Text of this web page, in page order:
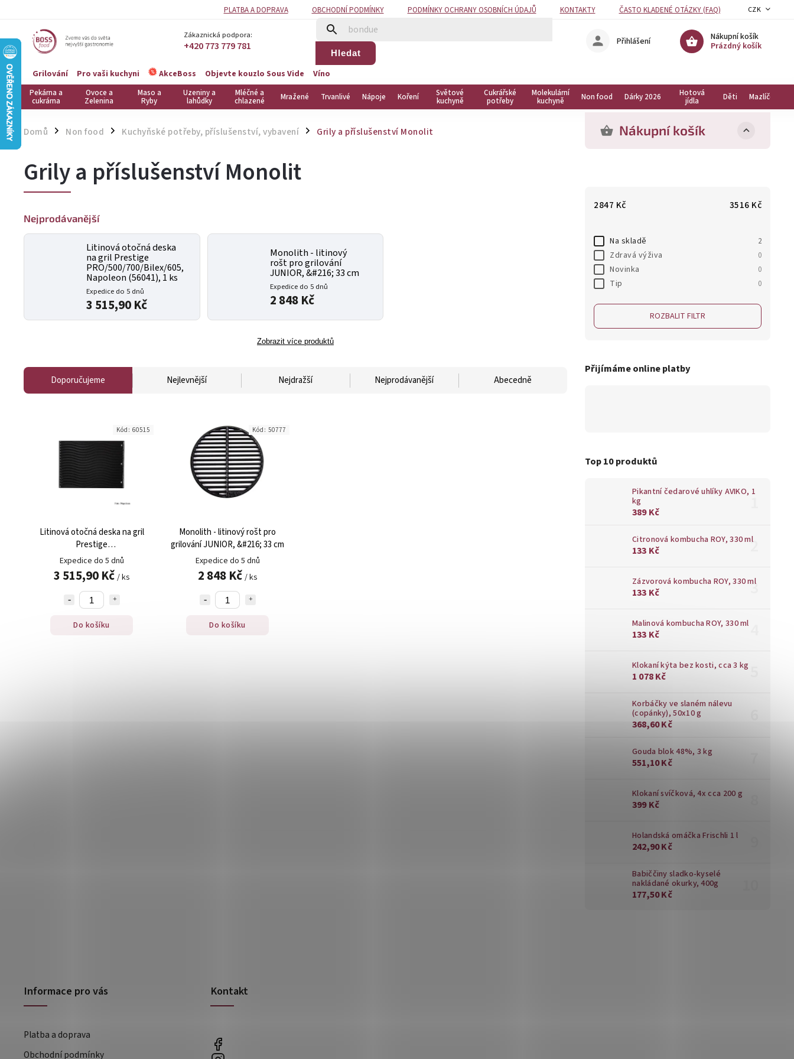
PLATBA A DOPRAVA OBCHODNÍ PODMÍNKY PODMÍNKY OCHRANY OSOBNÍCH ÚDAJŮ KONTAKTY ČASTO KLADENÉ OTÁZKY (FAQ) CZK
Zákaznická podpora:
+420 773 779 781 Hledat
Nákupní košík
Prázdný košík
Přihlášení
Grilování Pro vaši kuchyni AkceBoss Objevte kouzlo Sous Vide Víno
Pekárna a
cukrárna
Ovoce a
Zelenina
Maso a
Ryby
Uzeniny a
lahůdky
Mléčné a
chlazené Mražené Trvanlivé Nápoje Koření Světové
kuchyně
Cukrářské
potřeby
Molekulární
kuchyně Non food Dárky 2026 Hotová
jídla Děti Mazlíčci
Domů / Non food / Kuchyňské potřeby, příslušenství, vybavení / Grily a příslušenství Monolit Nákupní košík
2847 Kč 3516 Kč
Na skladě 2
Zdravá výživa 0
Novinka 0
Tip 0
ROZBALIT FILTR
Přijímáme online platby
Top 10 produktů
Pikantní čedarové uhlíky AVIKO, 1
kg
389 Kč
Citronová kombucha ROY, 330 ml
133 Kč
Zázvorová kombucha ROY, 330 ml
133 Kč
Malinová kombucha ROY, 330 ml
133 Kč
Klokaní kýta bez kosti, cca 3 kg
1 078 Kč
Korbáčky ve slaném nálevu
(copánky), 50x10 g
368,60 Kč
Gouda blok 48%, 3 kg
551,10 Kč
Klokaní svíčková, 4x cca 200 g
399 Kč
Holandská omáčka Frischli 1 l
242,90 Kč
Babiččiny sladko-kyselé
nakládané okurky, 400g
177,50 Kč
Grily a příslušenství Monolit
Nejprodávanější
Litinová otočná deska
na gril Prestige
PRO/500/700/Bilex/605,
Napoleon (56041), 1 ks
Expedice do 5 dnů
3 515,90 Kč
Monolith - litinový
rošt pro grilování
JUNIOR, &#216; 33 cm
Expedice do 5 dnů
2 848 Kč
Zobrazit více produktů
Doporučujeme Nejlevnější Nejdražší Nejprodávanější Abecedně
Litinová otočná deska na gril
Prestige
PRO/500/700/Bilex/605,
Napoleon (56041), 1 ks
Expedice do 5 dnů
3 515,90 Kč / ks
Do košíku
Kód: 60515
Monolith - litinový rošt pro
grilování JUNIOR, &#216; 33 cm
Expedice do 5 dnů
2 848 Kč / ks
Do košíku
Kód: 50777
Informace pro vás
Platba a doprava
Obchodní podmínky
Kontakt